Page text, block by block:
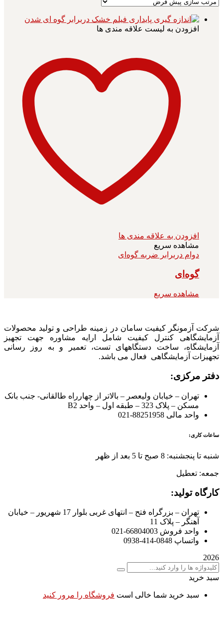
افزودن به لیست علاقه مندی ها
افزودن به علاقه مندی ها
مشاهده سریع
دوام دربرابر ضربه گوه‌ای
گوه‌ای
مشاهده سریع
شرکت آزمونگر کیفیت سامان در زمینه طراحی و تولید محصولات
آزمایشگاهی کنترل کیفیت شامل ارایه مشاوره جهت تجهیز
آزمایشگاه، ساخت دستگاههای تست، تعمیر و به روز رسانی
تجهیزات آزمایشگاهی فعال می باشد.
دفتر مرکزی:
تهران – خیابان ولیعصر – بالاتر از چهارراه طالقانی- جنب بانک
مسکن – پلاک 323 – طبقه اول – واحد B2
واحد مالی 88251958-021
ساعات کاری:
شنبه تا پنجشنبه: 8 صبح تا 5 بعد از ظهر
جمعه: تعطیل
کارگاه تولید:
تهران – بزرگراه فتح – انتهای غربی بلوار 17 شهریور – خیابان
آهنگر – پلاک 11
واحد فروش 66804003-021
واتساپ 0848-414-0938
2026
سبد خرید
سبد خرید شما خالی است فروشگاه را مرور کنید